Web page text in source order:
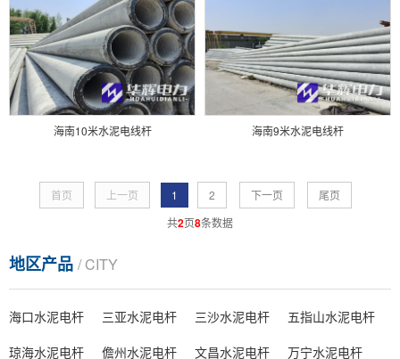
海南10米水泥电线杆 海南9米水泥电线杆
首页 上一页 1 2 下一页
尾页
共2页8条数据
地区产品 / CITY
海口水泥电杆 三亚水泥电杆 三沙水泥电杆
五指山水泥电杆
琼海水泥电杆
儋州水泥电杆 文昌水泥电杆
万宁水泥电杆